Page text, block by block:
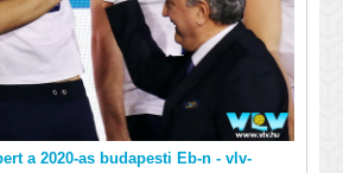
a 2020-as budapesti Eb-n - vlv-